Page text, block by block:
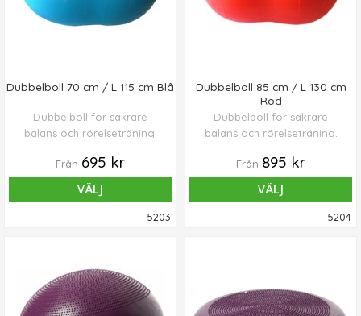
Dubbelboll 70 cm / L 115 cm Blå
Dubbelboll för säkrare
balans och rörelseträning.
Från 695 kr
VÄLJ
5203
Dubbelboll 85 cm / L 130 cm
Röd
Dubbelboll för säkrare
balans och rörelseträning.
Från 895 kr
VÄLJ
5204